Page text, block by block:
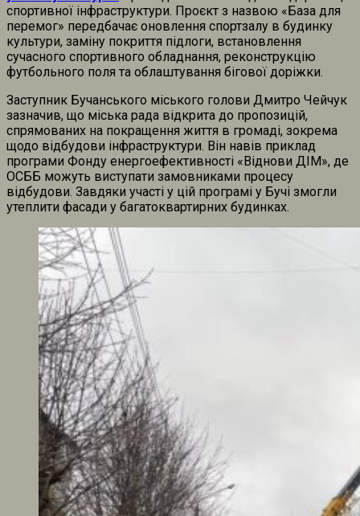
спортивної інфраструктури. Проєкт з назвою «База для
перемог» передбачає оновлення спортзалу в будинку
культури, заміну покриття підлоги, встановлення
сучасного спортивного обладнання, реконструкцію
футбольного поля та облаштування бігової доріжки.
Заступник Бучанського міського голови Дмитро Чейчук
зазначив, що міська рада відкрита до пропозицій,
спрямованих на покращення життя в громаді, зокрема
щодо відбудови інфраструктури. Він навів приклад
програми Фонду енергоефективності «Віднови ДІМ», де
ОСББ можуть виступати замовниками процесу
відбудови. Завдяки участі у цій програмі у Бучі змогли
утеплити фасади у багатоквартирних будинках.